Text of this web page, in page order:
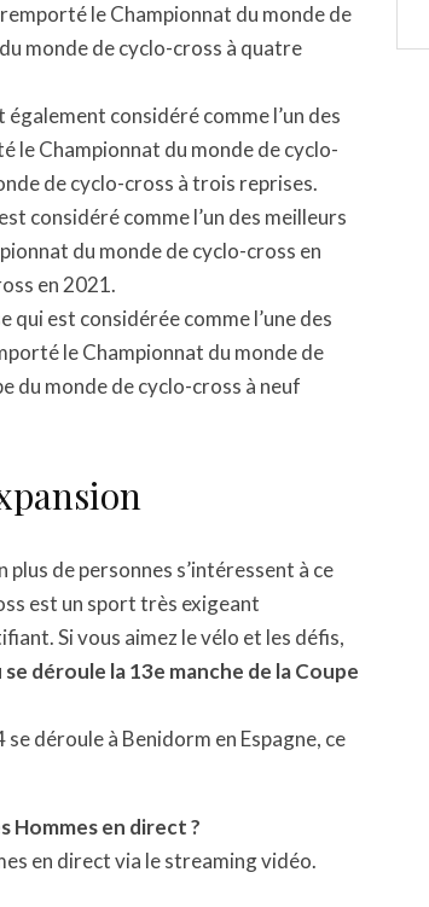
le Championnat du monde de
monde de cyclo-cross à quatre
considéré comme l’un des
le Championnat du monde de cyclo-
de cyclo-cross à trois reprises.
considéré comme l’un des meilleurs
du monde de cyclo-cross en
en 2021.
est considérée comme l’une des
le Championnat du monde de
du monde de cyclo-cross à neuf
de personnes s’intéressent à ce
est un sport très exigeant
Si vous aimez le vélo et les défis,
déroule la 13e manche de la Coupe
déroule à Benidorm en Espagne, ce
Hommes en direct ?
en direct via le streaming vidéo.